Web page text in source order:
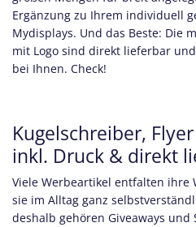
Ergänzung zu Ihrem individuell
Mydisplays. Und das Beste: Die
mit Logo sind direkt lieferbar
bei Ihnen. Check!
Kugelschreiber,
inkl. Druck & direkt
Viele Werbeartikel entfalten ihre
sie im Alltag ganz
deshalb gehören Giveaways